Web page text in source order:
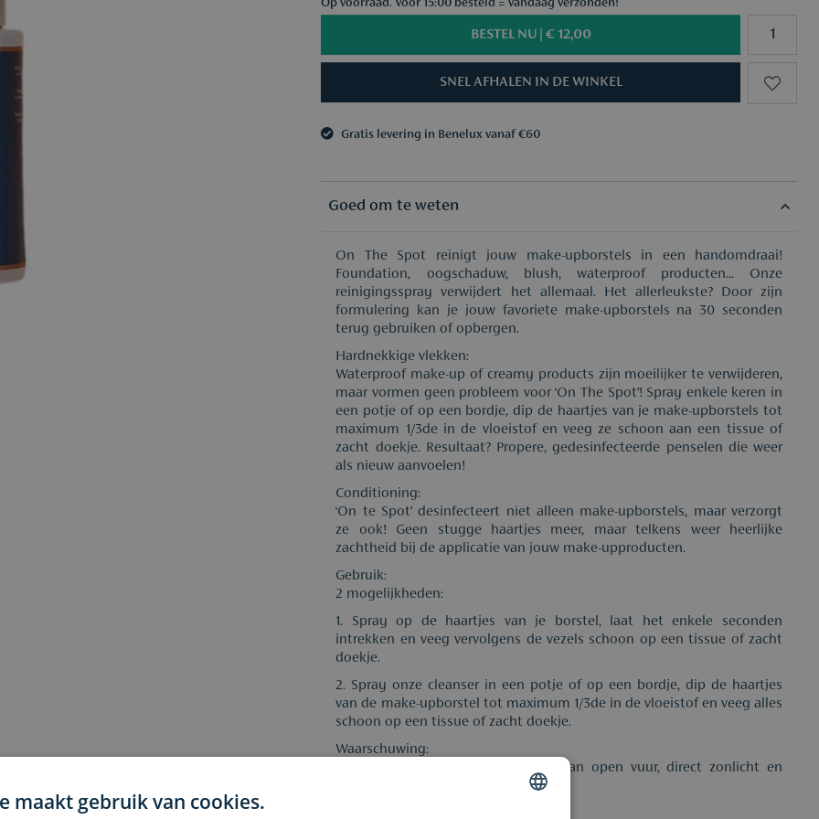
Op voorraad. Vóór 15:00 besteld = vandaag verzonden!
BESTEL NU | € 12,00
SNEL AFHALEN IN DE WINKEL
Gratis levering in Benelux vanaf €60
Goed om te weten
On The Spot reinigt jouw make-upborstels in een handomdraai!
Foundation, oogschaduw, blush, waterproof producten... Onze
reinigingsspray verwijdert het allemaal. Het allerleukste? Door zijn
formulering kan je jouw favoriete make-upborstels na 30 seconden
terug gebruiken of opbergen.
Hardnekkige vlekken:
Waterproof make-up of creamy products zijn moeilijker te verwijderen,
maar vormen geen probleem voor ‘On The Spot’! Spray enkele keren in
een potje of op een bordje, dip de haartjes van je make-upborstels tot
maximum 1/3de in de vloeistof en veeg ze schoon aan een tissue of
zacht doekje. Resultaat? Propere, gedesinfecteerde penselen die weer
als nieuw aanvoelen!
Conditioning:
‘On te Spot’ desinfecteert niet alleen make-upborstels, maar verzorgt
ze ook! Geen stugge haartjes meer, maar telkens weer heerlijke
zachtheid bij de applicatie van jouw make-upproducten.
Gebruik:
2 mogelijkheden:
1. Spray op de haartjes van je borstel, laat het enkele seconden
intrekken en veeg vervolgens de vezels schoon op een tissue of zacht
doekje.
2. Spray onze cleanser in een potje of op een bordje, dip de haartjes
van de make-upborstel tot maximum 1/3de in de vloeistof en veeg alles
schoon op een tissue of zacht doekje.
Waarschuwing:
- Houd het product uit de buurt van open vuur, direct zonlicht en
maakt gebruik van cookies.